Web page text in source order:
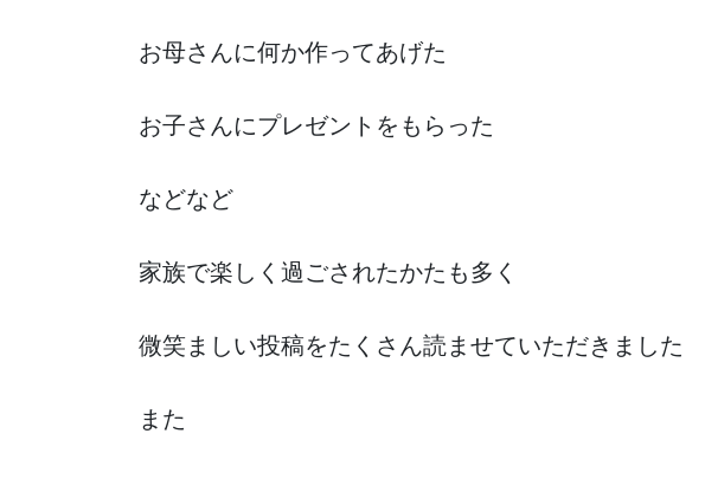
お母さんに何か作ってあげた
お子さんにプレゼントをもらった
などなど
家族で楽しく過ごされたかたも多く
微笑ましい投稿をたくさん読ませていただきました
また